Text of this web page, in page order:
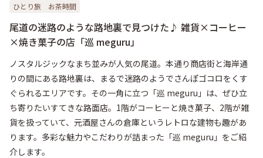
ひとり旅
お茶時間
尾道の迷路のような路地裏で見つけた♪ 雑貨×コーヒー
×焼き菓子の店「巡 meguru」
ノスタルジックなまち並みが人気の尾道。本通り商店街と海岸通
りの間にある路地裏は、まるで迷路のようでさんぽゴコロをくす
ぐられるエリアです。その一角に立つ「巡 meguru」は、ぜひ立
ち寄りたいすてきな路面店。1階がコーヒーと焼き菓子、2階が雑
貨を扱っていて、元酒屋さんの倉庫というレトロな建物も趣があ
ります。多彩な魅力やこだわりが詰まった「巡 meguru」をご紹
介します。